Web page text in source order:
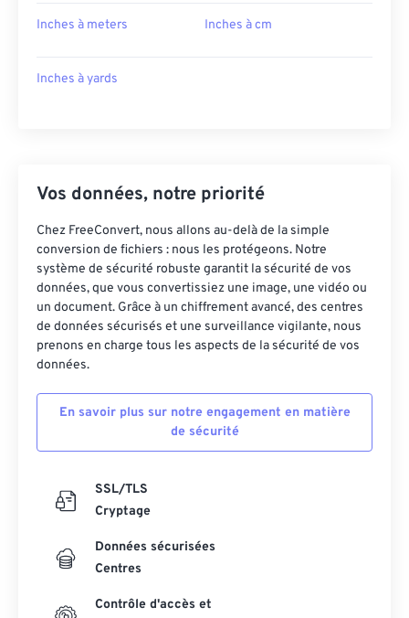
Inches à meters Inches à cm
Inches à yards
Vos données, notre priorité
Chez FreeConvert, nous allons au-delà de la simple
conversion de fichiers : nous les protégeons. Notre
système de sécurité robuste garantit la sécurité de vos
données, que vous convertissiez une image, une vidéo ou
un document. Grâce à un chiffrement avancé, des centres
de données sécurisés et une surveillance vigilante, nous
prenons en charge tous les aspects de la sécurité de vos
données.
En savoir plus sur notre engagement en matière
de sécurité
SSL/TLS
Cryptage
Données sécurisées
Centres
Contrôle d'accès et